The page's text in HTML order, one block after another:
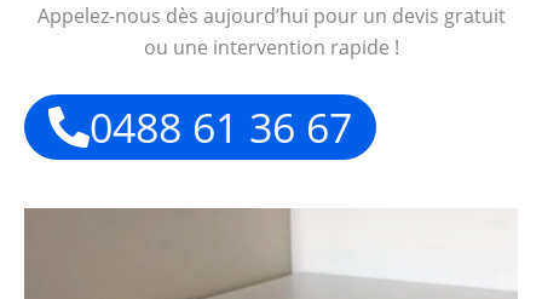
Appelez-nous dès aujourd’hui pour un devis gratuit
ou une intervention rapide !
0488 61 36 67